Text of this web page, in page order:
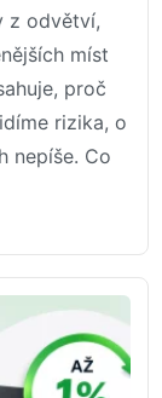
z odvětví,
míst
proč
rizika, o
nepíše. Co